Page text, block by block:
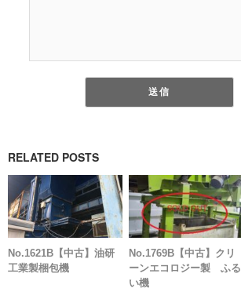
RELATED POSTS
No.1621B【中古】油研
工業製梱包機
No.1769B【中古】クリ
ーンエコロジー製 ふる
い機